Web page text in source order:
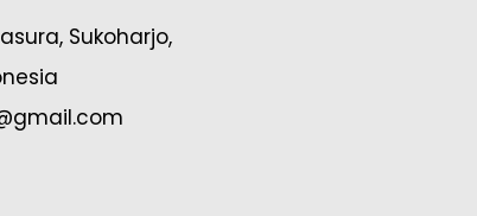
wa.me/6287888837888 Tunggu waktu 24-48 jam untuk
Sukoharjo,